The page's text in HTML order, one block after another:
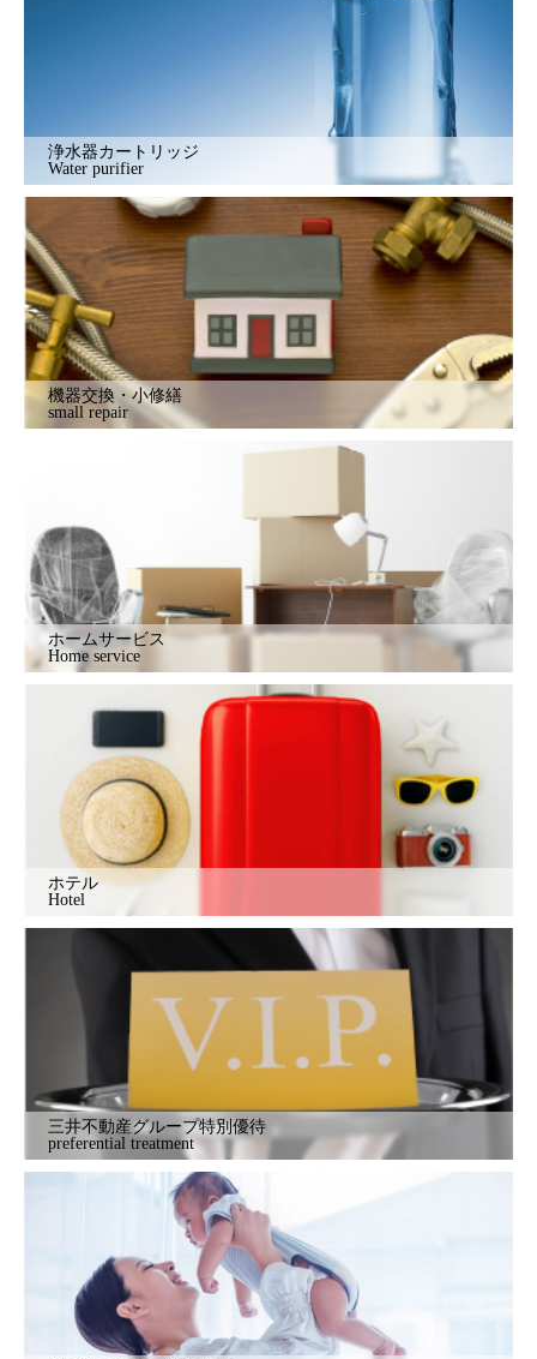
浄水器カートリッジ
Water purifier
機器交換・小修繕
small repair
ホームサービス
Home service
ホテル
Hotel
三井不動産グループ特別優待
preferential treatment